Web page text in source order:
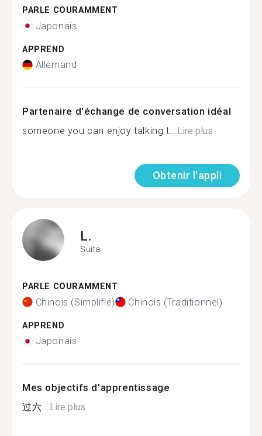
PARLE COURAMMENT
Japonais
APPREND
Allemand
Partenaire d'échange de conversation idéal
someone you can enjoy talking t...Lire plus
Obtenir l'appli
L.
Suita
PARLE COURAMMENT
Chinois (Simplifié) Chinois (Traditionnel)
APPREND
Japonais
Mes objectifs d'apprentissage
过六...Lire plus